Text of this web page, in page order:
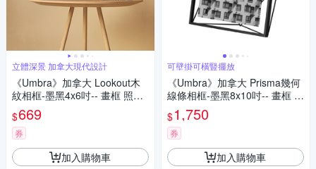
立體深景 加拿大現代設計
《Umbra》加拿大 Lookout木
紋相框-墨黑4x6吋-- 畫框 照片
框
$669
券
加入購物車
可壁掛可橫豎擺放
《Umbra》加拿大 Prisma幾何
線條相框-墨黑8x10吋-- 畫框 照
片框
$1,750
券
加入購物車